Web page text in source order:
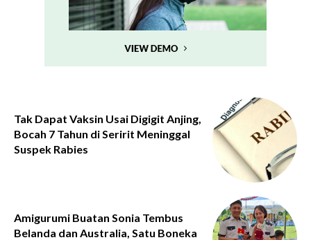
Tak Dapat Vaksin Usai Digigit Anjing,
Bocah 7 Tahun di Seririt Meninggal
Suspek Rabies
Amigurumi Buatan Sonia Tembus
Belanda dan Australia, Satu Boneka